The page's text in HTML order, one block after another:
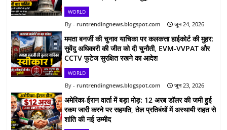
WORLD
runtrendingnews.blogspot.com जून 24, 2026
ममता बनर्जी की चुनाव याचिका पर कलकत्ता हाईकोर्ट की मुहर:
सुवेंदु अधिकारी की जीत को दी चुनौती, EVM-VVPAT और
CCTV फुटेज सुरक्षित रखने का आदेश
WORLD
runtrendingnews.blogspot.com जून 23, 2026
अमेरिका-ईरान वार्ता में बड़ा मोड़: 12 अरब डॉलर की जमी हुई
रकम जारी करने पर सहमति, तेल प्रतिबंधों में अस्थायी राहत से
शांति की नई उम्मीद